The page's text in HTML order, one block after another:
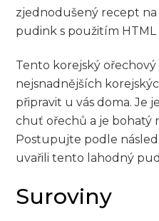
zjednodušený recept
pudink⁢ s použitím HTML
Tento korejský
nejsnadnějších
připravit u vás⁢ doma. Je
chuť ořechů a je bohatý
Postupujte podle
⁣uvařili tento ‍lahodný
Suroviny